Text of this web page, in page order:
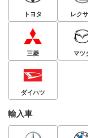
トヨタ レク
三菱 マツ
ダイハツ
輸入車